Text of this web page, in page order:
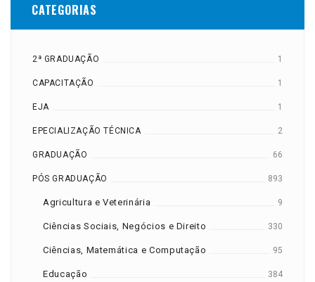
CATEGORIAS
2ª GRADUAÇÃO 1
CAPACITAÇÃO 1
EJA 1
EPECIALIZAÇÃO TÉCNICA 2
GRADUAÇÃO 66
PÓS GRADUAÇÃO 893
Agricultura e Veterinária 9
Ciências Sociais, Negócios e Direito 330
Ciências, Matemática e Computação 95
Educação 384